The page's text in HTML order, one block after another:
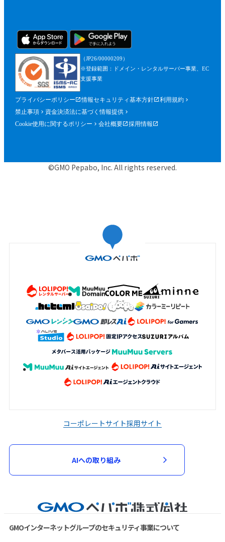
（JP26/00000209）
※登録範囲：ドメイン・レンタルサーバー事業、EC
支援事業
プライバシーポリシー 情報セキュリティ基本方針
利用規約
禁止事項
資金決済法に基づく情報提供
Cookie使用に関するポリシー
会社概要 採用情報
©GMO Pepabo, Inc. All rights reserved.
コーポレートサイト採用サイト
AIへの取り組み
GMOインターネットグループのセキュリティ事業について